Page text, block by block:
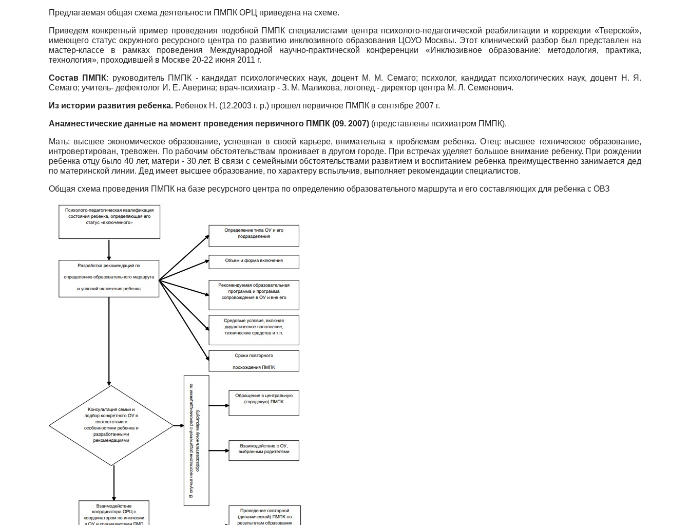
Предлагаемая общая схема деятельности ПМПК ОРЦ приведена на схеме.
Приведем конкретный пример проведения подобной ПМПК специалистами центра психолого-педагогической реабилитации и коррекции «Тверской»,
имеющего статус окружного ресурсного центра по развитию инклюзивного образования ЦОУО Москвы. Этот клинический разбор был представлен на
мастер-классе в рамках проведения Международной научно-практической конференции «Инклюзивное образование: методология, практика,
технология», проходившей в Москве 20-22 июня 2011 г.
Состав ПМПК: руководитель ПМПК - кандидат психологических наук, доцент М. М. Се­маго; психолог, кандидат психологических наук, доцент Н. Я.
Семаго; учитель- дефектолог И. Е. Аверина; врач-психиатр - З. М. Маликова, логопед - директор центра М. Л. Семенович.
Из истории развития ребенка. Ребенок Н. (12.2003 г. р.) прошел первичное ПМПК в сентябре 2007 г.
Анамнестические данные на момент проведения первичного ПМПК (09. 2007) (представлены психиатром ПМПК).
Мать: высшее экономическое образование, успешная в своей карьере, внимательна к проблемам ребенка. Отец: высшее техническое образование,
интровертирован, тревожен. По рабочим обстоятельствам проживает в другом городе. При встречах уделяет большое внимание ребенку. При рождении
ребенка отцу было 40 лет, матери - 30 лет. В связи с семейными обстоятельствами развитием и воспитанием ребенка преимущественно занимается дед
по материнской линии. Дед имеет высшее образование, по характеру вспыльчив, выполняет рекомендации специалистов.
Общая схема проведения ПМПК на базе ресурсного центра по определению образовательного маршрута и его составляющих для ребенка с ОВЗ